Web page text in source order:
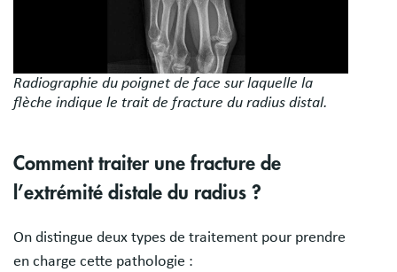
Radiographie du poignet de face sur laquelle la
flèche indique le trait de fracture du radius distal.
Comment traiter une fracture de
l’extrémité distale du radius ?
On distingue deux types de traitement pour prendre
en charge cette pathologie :